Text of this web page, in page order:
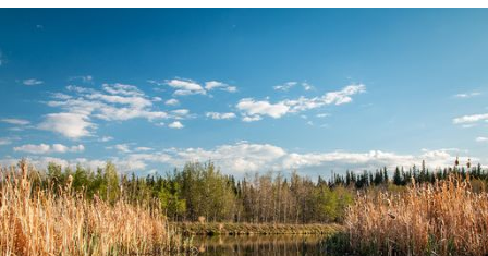
de
de
de
de
uso de
con el